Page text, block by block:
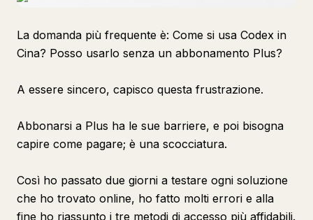
La domanda più frequente è: Come si usa Codex in
Cina? Posso usarlo senza un abbonamento Plus?
A essere sincero, capisco questa frustrazione.
Abbonarsi a Plus ha le sue barriere, e poi bisogna
capire come pagare; è una scocciatura.
Così ho passato due giorni a testare ogni soluzione
che ho trovato online, ho fatto molti errori e alla
fine ho riassunto i tre metodi di accesso più affidabili.